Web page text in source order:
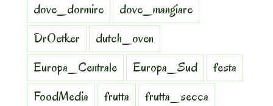
dove_dormire
dove_mangiare
DrOetker
dutch_oven
Europa_Centrale
Europa_Sud
festa
FoodMedia
frutta
frutta_secca